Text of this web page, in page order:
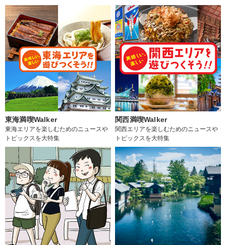
東海満喫Walker
東海エリアを楽しむためのニュースや
トピックスを大特集
関西満喫Walker
関西エリアを楽しむためのニュースや
トピックスを大特集